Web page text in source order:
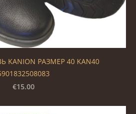
KANION РАЗМЕР 40 KAN40
€15.00